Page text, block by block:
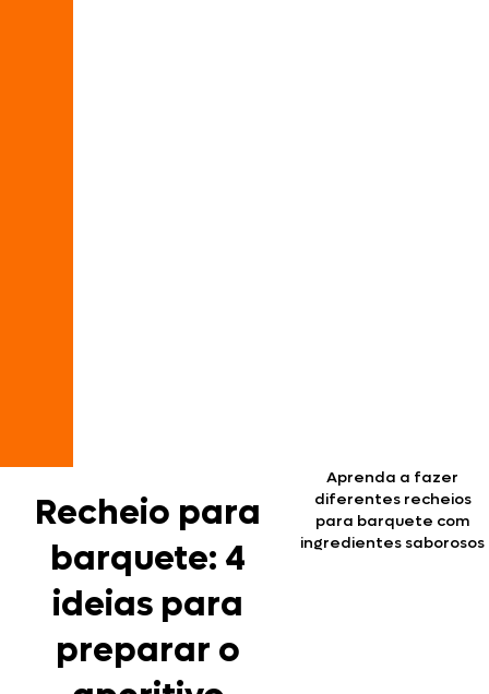
Recheio para
barquete: 4
ideias para
preparar o
Aprenda a fazer
diferentes recheios
para barquete com
ingredientes saborosos